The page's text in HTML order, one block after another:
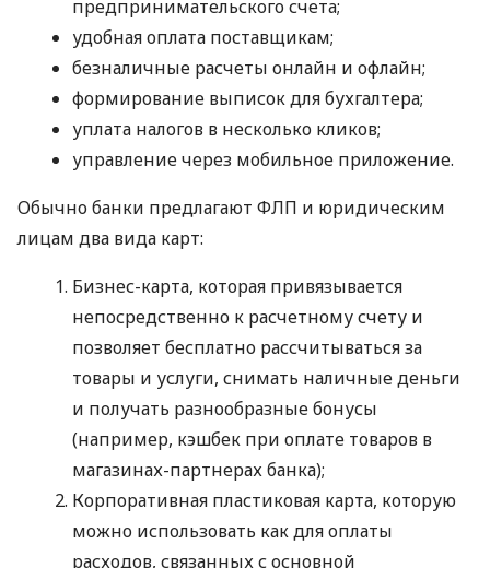
предпринимательского счета;
удобная оплата поставщикам;
безналичные расчеты онлайн и офлайн;
формирование выписок для бухгалтера;
уплата налогов в несколько кликов;
управление через мобильное приложение.
Обычно банки предлагают ФЛП и юридическим
лицам два вида карт:
Бизнес-карта, которая привязывается
непосредственно к расчетному счету и
позволяет бесплатно рассчитываться за
товары и услуги, снимать наличные деньги
и получать разнообразные бонусы
(например, кэшбек при оплате товаров в
магазинах-партнерах банка);
Корпоративная пластиковая карта, которую
можно использовать как для оплаты
расходов, связанных с основной